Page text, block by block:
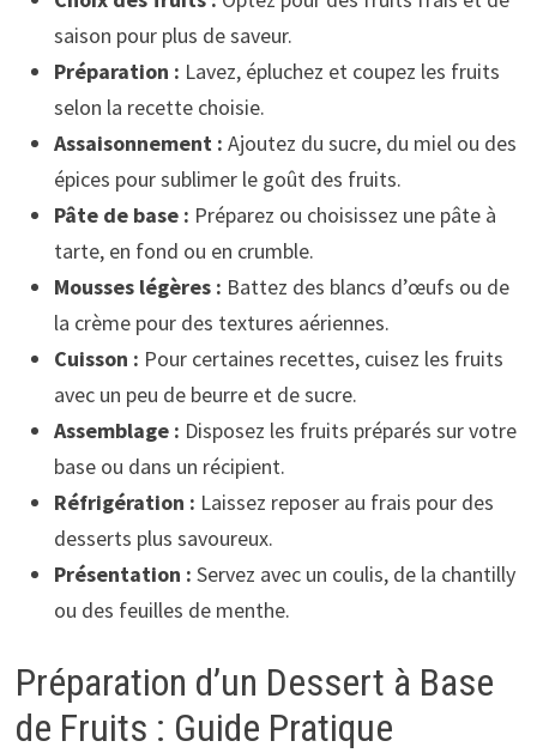
saison pour plus de saveur.
Préparation : Lavez, épluchez et coupez les fruits
selon la recette choisie.
Assaisonnement : Ajoutez du sucre, du miel ou des
épices pour sublimer le goût des fruits.
Pâte de base : Préparez ou choisissez une pâte à
tarte, en fond ou en crumble.
Mousses légères : Battez des blancs d’œufs ou de
la crème pour des textures aériennes.
Cuisson : Pour certaines recettes, cuisez les fruits
avec un peu de beurre et de sucre.
Assemblage : Disposez les fruits préparés sur votre
base ou dans un récipient.
Réfrigération : Laissez reposer au frais pour des
desserts plus savoureux.
Présentation : Servez avec un coulis, de la chantilly
ou des feuilles de menthe.
Préparation d’un Dessert à Base
de Fruits : Guide Pratique